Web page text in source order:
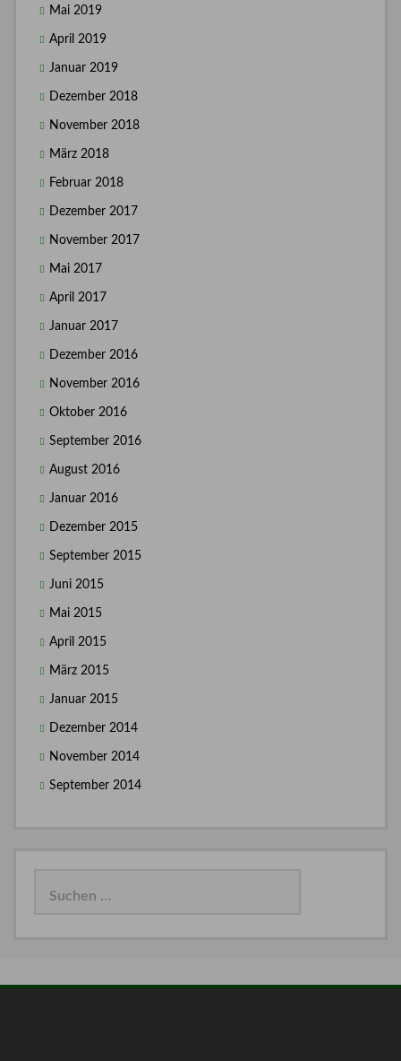
Mai 2019
April 2019
Januar 2019
Dezember 2018
November 2018
März 2018
Februar 2018
Dezember 2017
November 2017
Mai 2017
April 2017
Januar 2017
Dezember 2016
November 2016
Oktober 2016
September 2016
August 2016
Januar 2016
Dezember 2015
September 2015
Juni 2015
Mai 2015
April 2015
März 2015
Januar 2015
Dezember 2014
November 2014
September 2014